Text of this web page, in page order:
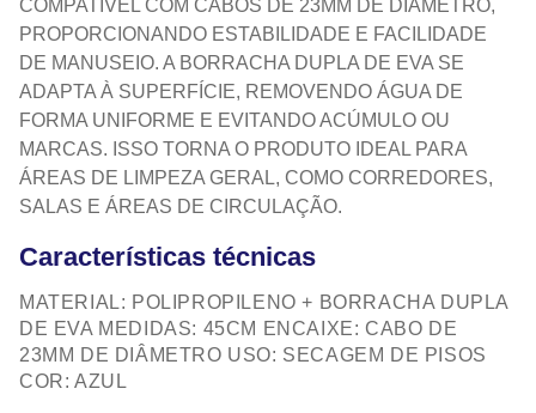
COMPATÍVEL COM CABOS DE 23MM DE DIÂMETRO,
PROPORCIONANDO ESTABILIDADE E FACILIDADE
DE MANUSEIO. A BORRACHA DUPLA DE EVA SE
ADAPTA À SUPERFÍCIE, REMOVENDO ÁGUA DE
FORMA UNIFORME E EVITANDO ACÚMULO OU
MARCAS. ISSO TORNA O PRODUTO IDEAL PARA
ÁREAS DE LIMPEZA GERAL, COMO CORREDORES,
SALAS E ÁREAS DE CIRCULAÇÃO.
Características técnicas
MATERIAL: POLIPROPILENO + BORRACHA DUPLA
DE EVA MEDIDAS: 45CM ENCAIXE: CABO DE
23MM DE DIÂMETRO USO: SECAGEM DE PISOS
COR: AZUL